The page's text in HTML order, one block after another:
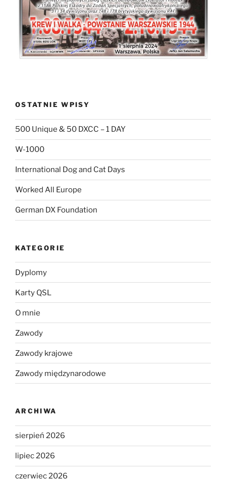
OSTATNIE WPISY
500 Unique & 50 DXCC – 1 DAY
W-1000
International Dog and Cat Days
Worked All Europe
German DX Foundation
KATEGORIE
Dyplomy
Karty QSL
O mnie
Zawody
Zawody krajowe
Zawody międzynarodowe
ARCHIWA
sierpień 2026
lipiec 2026
czerwiec 2026